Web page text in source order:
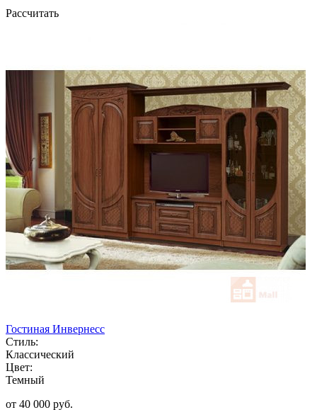
Рассчитать
Гостиная Инвернесс
Стиль:
Классический
Цвет:
Темный
от 40 000 руб.